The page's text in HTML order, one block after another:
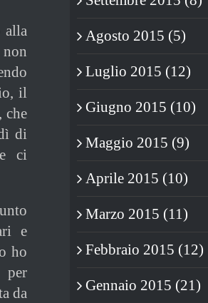
alla
il
che
di
ci
e
ho
per
da
Agosto 2015 (5)
Luglio 2015 (12)
Giugno 2015 (10)
Maggio 2015 (9)
Aprile 2015 (10)
Marzo 2015 (11)
Febbraio 2015 (12)
Gennaio 2015 (21)